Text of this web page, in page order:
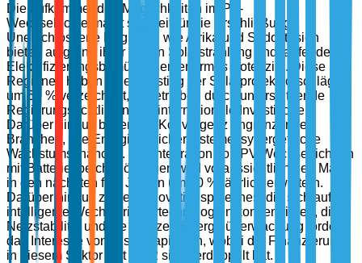
Die aufkommenden Möglichkeiten im PV-
Wechselrichtermarkt sind reif für die Erschließung.
Unerschlossene Regionen wie Afrika und Südostasien
bieten aufgrund ihrer hohen Solarstrahlung und laufenden
Elektrifizierungsbemühungen enormes Potenzial. Diese
Regionen haben einen Anstieg der Solarprojektvorschläge
um 50 % verzeichnet, angetrieben durch unterstützende
Regierungsrichtlinien und internationale Investitionen.
Darüber hinaus bieten die Konvergenz angrenzender
Branchen, wie Energiespeichersysteme, synergetische
Wachstumschancen. Die Integration von PV-Wechselrichtern
mit Batteriespeicherlösungen wird voraussichtlich den Markt
in den nächsten fünf Jahren um 20 % jährlich erweitern.
Darüber hinaus ziehen Innovationspipelines, die sich auf
intelligente Wechselrichtertechnologien konzentrieren, die
Netzstabilität und die Echtzeit-Energieüberwachung fördern,
das Interesse von Risikokapital an, wobei die Finanzierung
in diesem Sektor seit 2022 sich verdoppelt hat.